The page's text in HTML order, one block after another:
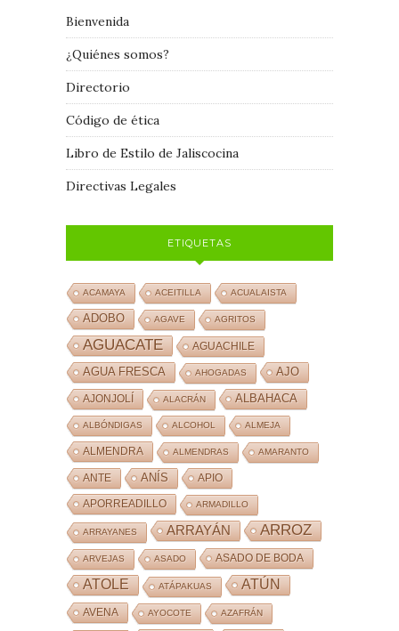
Bienvenida
¿Quiénes somos?
Directorio
Código de ética
Libro de Estilo de Jaliscocina
Directivas Legales
ETIQUETAS
ACAMAYA ACEITILLA ACUALAISTA
ADOBO AGAVE AGRITOS
AGUACATE AGUACHILE
AGUA FRESCA AHOGADAS AJO
AJONJOLÍ ALACRÁN ALBAHACA
ALBÓNDIGAS ALCOHOL ALMEJA
ALMENDRA ALMENDRAS AMARANTO
ANTE ANÍS APIO
APORREADILLO ARMADILLO
ARRAYANES ARRAYÁN ARROZ
ARVEJAS ASADO ASADO DE BODA
ATOLE ATÁPAKUAS ATÚN
AVENA AYOCOTE AZAFRÁN